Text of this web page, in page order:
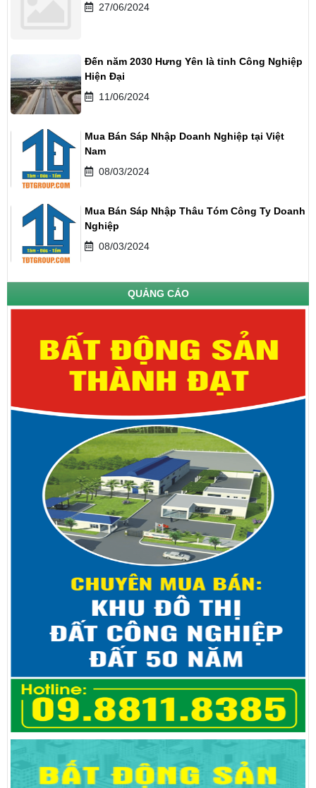
27/06/2024
Đến năm 2030 Hưng Yên là tỉnh Công Nghiệp
Hiện Đại
11/06/2024
Mua Bán Sáp Nhập Doanh Nghiệp tại Việt
Nam
08/03/2024
Mua Bán Sáp Nhập Thâu Tóm Công Ty Doanh
Nghiệp
08/03/2024
QUẢNG CÁO